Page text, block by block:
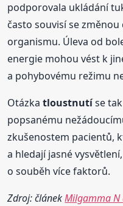
podporovala ukládání
často souvisí se
organismu. Úleva od
energie mohou vést k
a pohybovému režimu
Otázkatloustnutíse
popsanému
zkušenostem pacientů,
a hledají jasné
o souběh více faktorů.
Zdroj: článekMilgamma